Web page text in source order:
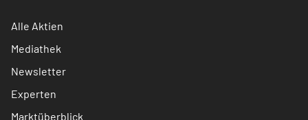
Alle Aktien
Mediathek
Newsletter
Experten
Marktüberblick